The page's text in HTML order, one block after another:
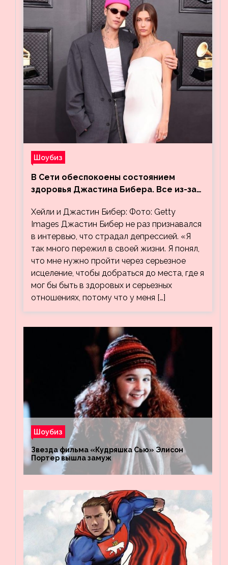
Шоубиз
В Сети обеспокоены состоянием
здоровья Джастина Бибера. Все из-за
Хейли
Хейли и Джастин Бибер: Фото: Getty
Images Джастин Бибер не раз признавался
в интервью, что страдал депрессией. «Я
так много пережил в своей жизни. Я понял,
что мне нужно пройти через серьезное
исцеление, чтобы добраться до места, где я
мог бы быть в здоровых и серьезных
отношениях, потому что у меня […]
Шоубиз
Звезда фильма «Кудряшка Сью» Элисон
Портер вышла замуж